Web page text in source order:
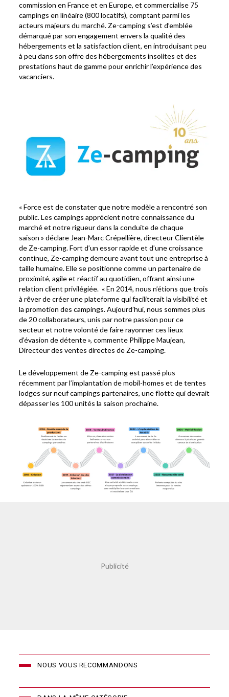
commission en France et en Europe, et commercialise 75
campings en linéaire (800 locatifs), comptant parmi les
acteurs majeurs du marché. Ze-camping s’est d’emblée
démarqué par son engagement envers la qualité des
hébergements et la satisfaction client, en introduisant peu
à peu dans son offre des hébergements insolites et des
prestations haut de gamme pour enrichir l’expérience des
vacanciers.
« Force est de constater que notre modèle a rencontré son
public. Les campings apprécient notre connaissance du
marché et notre rigueur dans la conduite de chaque
saison » déclare Jean-Marc Crépellière, directeur Clientèle
de Ze-camping. Fort d’un essor rapide et d’une croissance
continue, Ze-camping demeure avant tout une entreprise à
taille humaine. Elle se positionne comme un partenaire de
proximité, agile et réactif au quotidien, offrant ainsi une
relation client privilégiée. « En 2014, nous n’étions que trois
à rêver de créer une plateforme qui faciliterait la visibilité et
la promotion des campings. Aujourd’hui, nous sommes plus
de 20 collaborateurs, unis par notre passion pour ce
secteur et notre volonté de faire rayonner ces lieux
d’évasion de détente », commente Philippe Maujean,
Directeur des ventes directes de Ze-camping.
Le développement de Ze-camping est passé plus
récemment par l’implantation de mobil-homes et de tentes
lodges sur neuf campings partenaires, une flotte qui devrait
dépasser les 100 unités la saison prochaine.
NOUS VOUS RECOMMANDONS